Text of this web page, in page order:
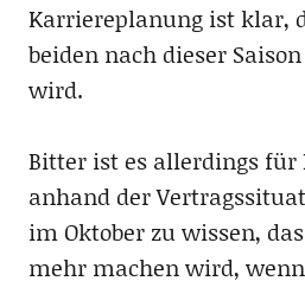
Karriereplanung ist klar,
beiden nach dieser
wird.
Bitter ist es allerdings für
anhand der
im Oktober zu wissen,
mehr machen wird,